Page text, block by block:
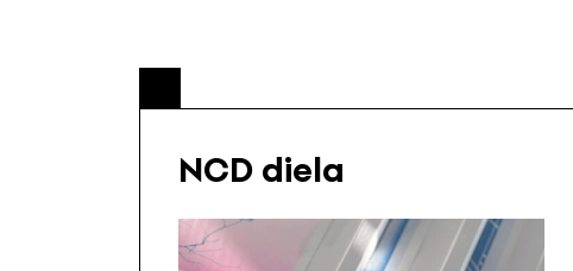
NCD diela